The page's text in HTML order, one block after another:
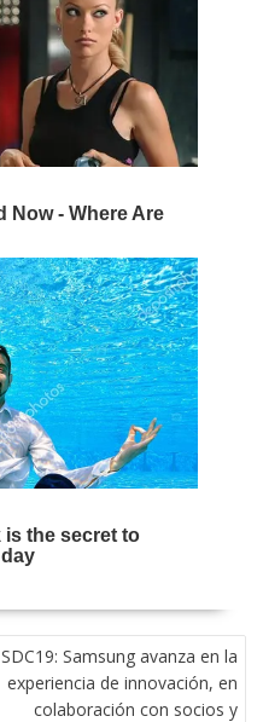
SDC19: Samsung avanza en la
experiencia de innovación, en
colaboración con socios y